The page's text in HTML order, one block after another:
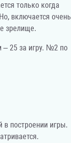
только когда
включается очень
зрелище.
25 за игру. №2 по
построении игры.